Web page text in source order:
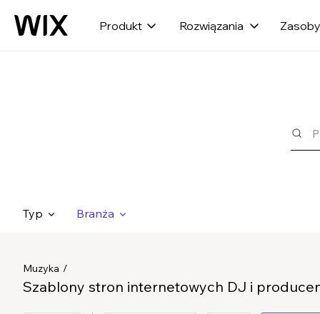
Produkt Rozwiązania Zasoby
Typ Branża
Muzyka
Szablony stron internetowych DJ i